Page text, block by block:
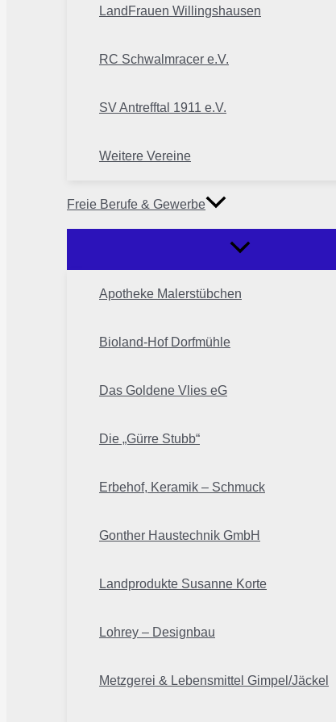
LandFrauen Willingshausen
RC Schwalmracer e.V.
SV Antrefftal 1911 e.V.
Weitere Vereine
Freie Berufe & Gewerbe
Apotheke Malerstübchen
Bioland-Hof Dorfmühle
Das Goldene Vlies eG
Die „Gürre Stubb“
Erbehof, Keramik – Schmuck
Gonther Haustechnik GmbH
Landprodukte Susanne Korte
Lohrey – Designbau
Metzgerei & Lebensmittel Gimpel/Jäckel